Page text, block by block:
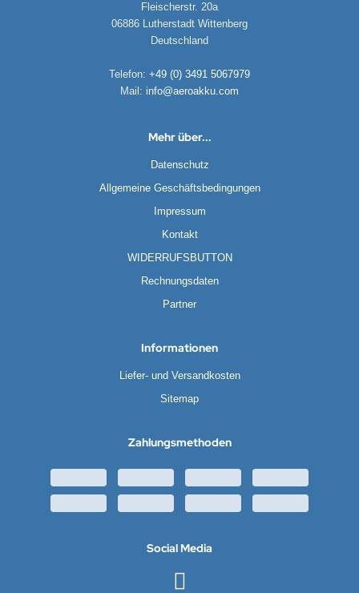
Fleischerstr. 20a
06886 Lutherstadt Wittenberg
Deutschland
Telefon: +49 (0) 3491 5067979
Mail: info@aeroakku.com
Mehr über...
Datenschutz
Allgemeine Geschäftsbedingungen
Impressum
Kontakt
WIDERRUFSBUTTON
Rechnungsdaten
Partner
Informationen
Liefer- und Versandkosten
Sitemap
Zahlungsmethoden
Social Media